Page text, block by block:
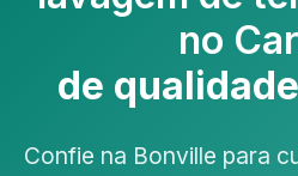
no
de
Confie na Bonville para